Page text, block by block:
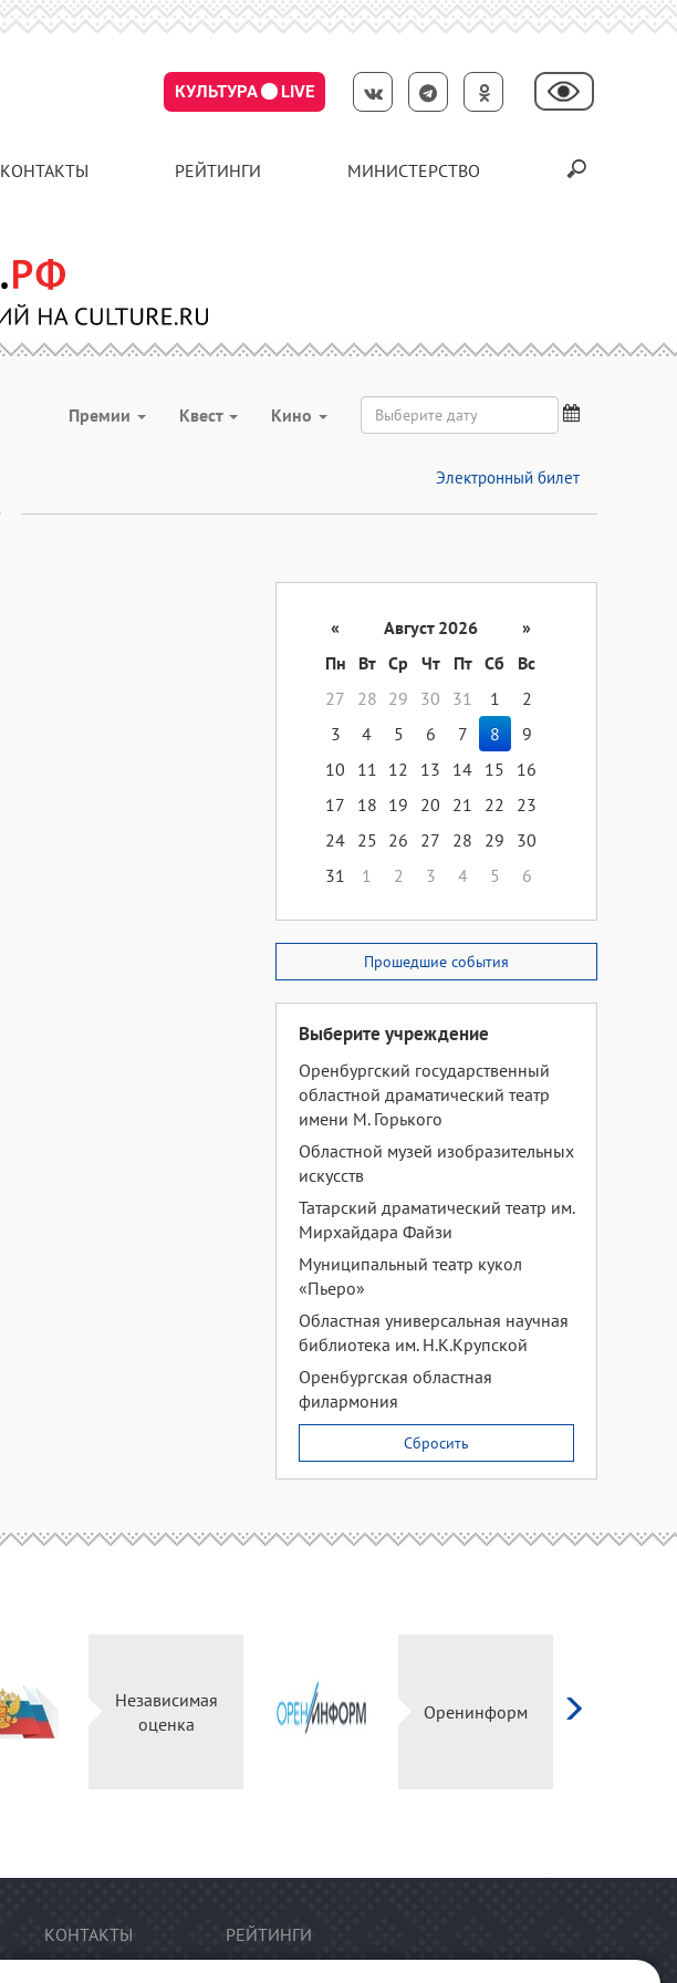
КУЛЬТУРА LIVE
КОНТАКТЫ РЕЙТИНГИ МИНИСТЕРСТВО
Премии Квест Кино
Электронный билет
« Август 2026
»
Пн
Вт Ср Чт Пт Сб
Вс
27
28 29 30 31 1
2
3
4 5 6 7 8
9
10
11 12 13 14 15
16
17
18 19 20 21 22
23
24 25 26 27 28 29
30
31
1 2 3 4 5 6
Прошедшие события
Выберите учреждение
Оренбургский государственный
областной драматический театр
имени М. Горького
Областной музей изобразительных
искусств
Татарский драматический театр им.
Мирхайдара Файзи
Муниципальный театр кукол
«Пьеро»
Областная универсальная научная
библиотека им. Н.К.Крупской
Оренбургская областная
филармония
Сбросить
Независимая
оценка
Оренинформ
КОНТАКТЫ РЕЙТИНГИ